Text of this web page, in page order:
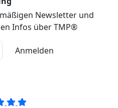
Newsletter und
Infos über TMP®
Anmelden